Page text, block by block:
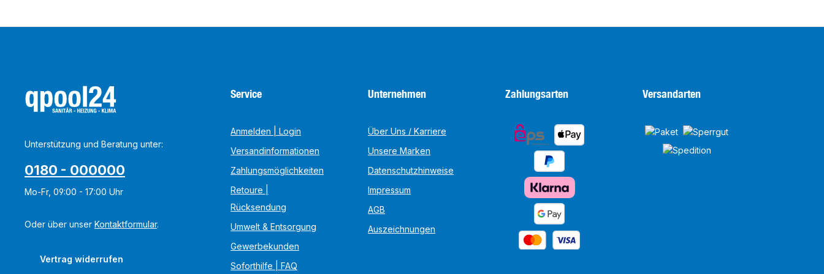
Unterstützung und Beratung unter:
0180 - 000000
Mo-Fr, 09:00 - 17:00 Uhr
Oder über unser Kontaktformular.
Vertrag widerrufen
Service
Anmelden | Login
Versandinformationen
Zahlungsmöglichkeiten
Retoure |
Rücksendung
Umwelt & Entsorgung
Gewerbekunden
Soforthilfe | FAQ
Unternehmen
Über Uns / Karriere
Unsere Marken
Datenschutzhinweise
Impressum
AGB
Auszeichnungen
Zahlungsarten Versandarten